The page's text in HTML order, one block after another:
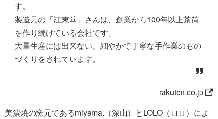
す。
製造元の「江東堂」さんは、創業から100年以上茶筒
を作り続けている会社です。
大量生産には出来ない、細やかで丁寧な手作業のもの
づくりをされています。
rakuten.co.jp
美濃焼の窯元であるmiyama.（深山）とLOLO（ロロ）によ